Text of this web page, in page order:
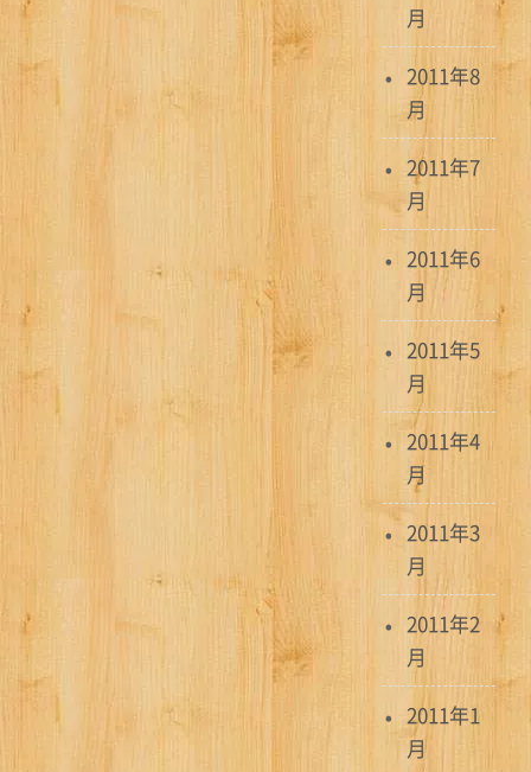
月
2011年8
月
2011年7
月
2011年6
月
2011年5
月
2011年4
月
2011年3
月
2011年2
月
2011年1
月